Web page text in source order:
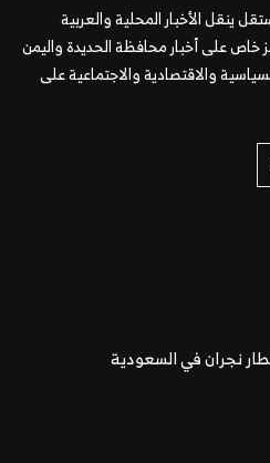
ينقل الأخبار المحلية والعربية
خاص على أخبار محافظة الحديدة واليمن
والاقتصادية والاجتماعية على
نجران في السعودية